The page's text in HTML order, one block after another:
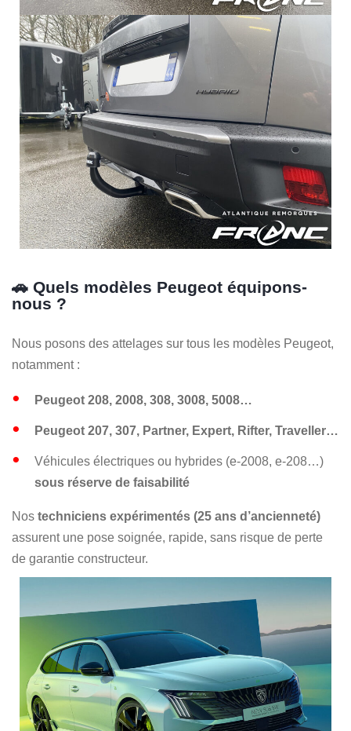
🚗 Quels modèles Peugeot équipons-
nous ?
Nous posons des attelages sur tous les modèles Peugeot,
notamment :
Peugeot 208, 2008, 308, 3008, 5008…
Peugeot 207, 307, Partner, Expert, Rifter, Traveller…
Véhicules électriques ou hybrides (e-2008, e-208…)
sous réserve de faisabilité
Nos techniciens expérimentés (25 ans d’ancienneté)
assurent une pose soignée, rapide, sans risque de perte
de garantie constructeur.